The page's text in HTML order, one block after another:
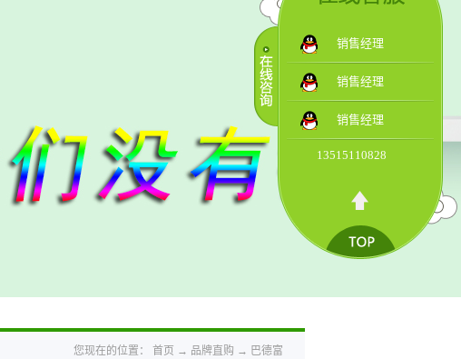
您现在的位置： 首页 → 品牌直购 → 巴德富
销售经理
销售经理
销售经理
13515110828